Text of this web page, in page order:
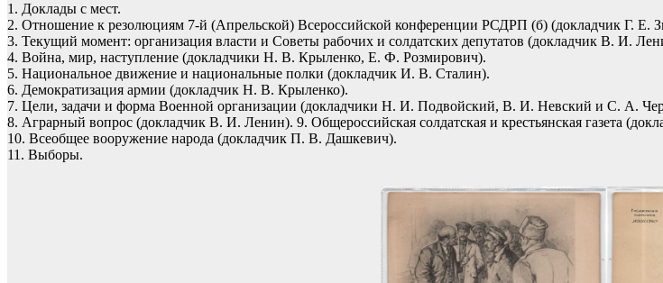
1. Доклады с мест.
2. Отношение к резолюциям 7-й (Апрельской) Всероссийской конференции РСДРП (б) (докладчик Г. Е.
3. Текущий момент: организация власти и Советы рабочих и солдатских депутатов (докладчик В. И.
4. Война, мир, наступление (докладчики Н. В. Крыленко, Е. Ф. Розмирович).
5. Национальное движение и национальные полки (докладчик И. В. Сталин).
6. Демократизация армии (докладчик Н. В. Крыленко).
7. Цели, задачи и форма Военной организации (докладчики Н. И. Подвойский, В. И. Невский и С. А.
8. Аграрный вопрос (докладчик В. И. Ленин). 9. Общероссийская солдатская и крестьянская газета
10. Всеобщее вооружение народа (докладчик П. В. Дашкевич).
11. Выборы.